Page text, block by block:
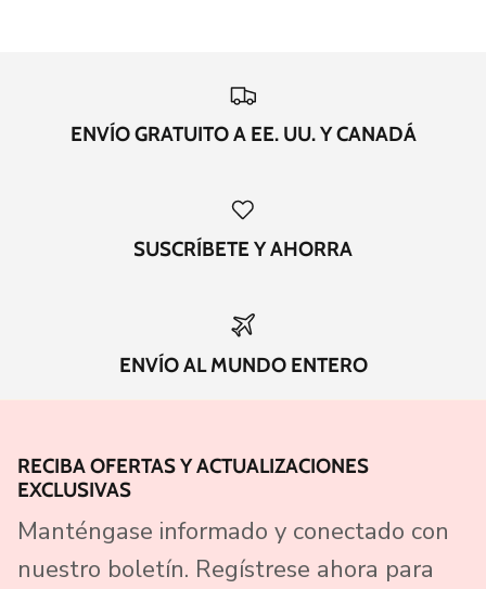
ENVÍO GRATUITO A EE. UU. Y CANADÁ
SUSCRÍBETE Y AHORRA
ENVÍO AL MUNDO ENTERO
RECIBA OFERTAS Y ACTUALIZACIONES
EXCLUSIVAS
Manténgase informado y conectado con
nuestro boletín. Regístrese ahora para